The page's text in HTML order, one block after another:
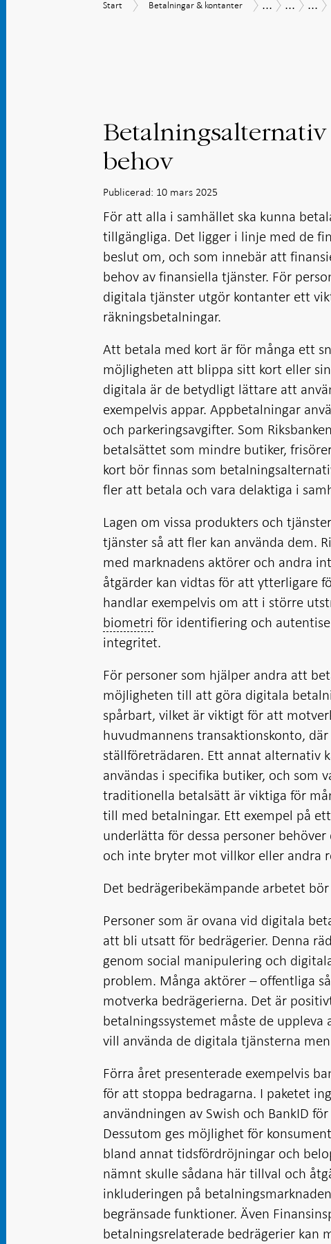
Start
Start
Betalningar
Betalningar & kontanter ... ... ...
behov
Publicerad: 10 mars 2025
För att alla i samhället ska kunna
tillgängliga. Det ligger i linje med de
beslut om, och som innebär att
behov av finansiella tjänster. För
digitala tjänster utgör kontanter ett
räkningsbetalningar.
Att betala med kort är för många ett
möjligheten att blippa sitt kort eller
digitala är de betydligt lättare att
exempelvis appar. Appbetalningar
och parkeringsavgifter. Som
betalsättet som mindre butiker,
kort bör finnas som
fler att betala och vara delaktiga i
Lagen om vissa produkters och
tjänster så att fler kan använda dem.
med marknadens aktörer och andra
åtgärder kan vidtas för att ytterligare
handlar exempelvis om att i större
biometri för identifiering och
integritet.
För personer som hjälper andra att
möjligheten till att göra digitala
spårbart, vilket är viktigt för att
huvudmannens transaktionskonto,
ställföreträdaren. Ett annat alternativ
användas i specifika butiker, och som
traditionella betalsätt är viktiga för
till med betalningar. Ett exempel på
underlätta för dessa personer
och inte bryter mot villkor eller andra
Det bedrägeribekämpande arbetet
Personer som är ovana vid digitala
att bli utsatt för bedrägerier. Denna
genom social manipulering och
problem. Många aktörer – offentliga
motverka bedrägerierna. Det är
betalningssystemet måste de
vill använda de digitala tjänsterna
Förra året presenterade exempelvis
för att stoppa bedragarna. I paketet
användningen av Swish och BankID
Dessutom ges möjlighet för
bland annat tidsfördröjningar och
nämnt skulle sådana här tillval och
inkluderingen på
begränsade funktioner. Även
betalningsrelaterade bedrägerier kan